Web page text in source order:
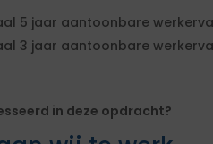
5 jaar aantoonbare
3 jaar aantoonbare
in deze opdracht?